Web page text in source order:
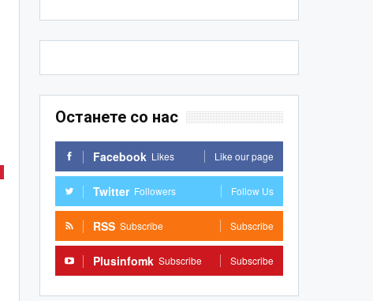
Останете со нас
Facebook Likes Like our page
Twitter Followers Follow Us
RSS Subscribe Subscribe
Plusinfomk Subscribe Subscribe